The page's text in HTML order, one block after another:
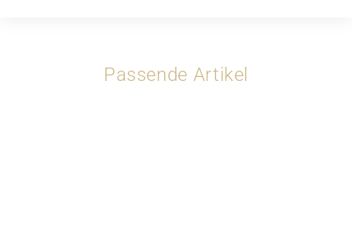
Passende Artikel